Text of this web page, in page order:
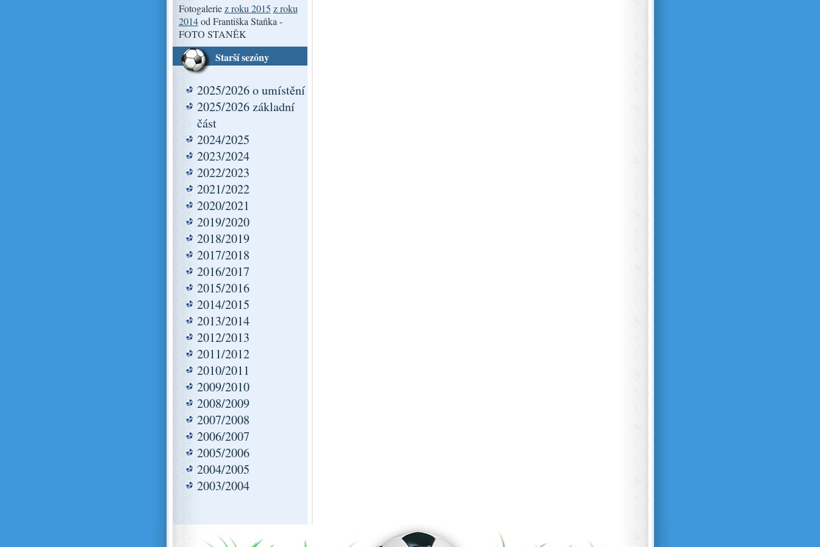
Fotogaleriez roku 2015 z roku
2014od Františka Staňka -
FOTO STANĚK
Starší sezóny
2025/2026 o umístění
2025/2026 základní
část
2024/2025
2023/2024
2022/2023
2021/2022
2020/2021
2019/2020
2018/2019
2017/2018
2016/2017
2015/2016
2014/2015
2013/2014
2012/2013
2011/2012
2010/2011
2009/2010
2008/2009
2007/2008
2006/2007
2005/2006
2004/2005
2003/2004